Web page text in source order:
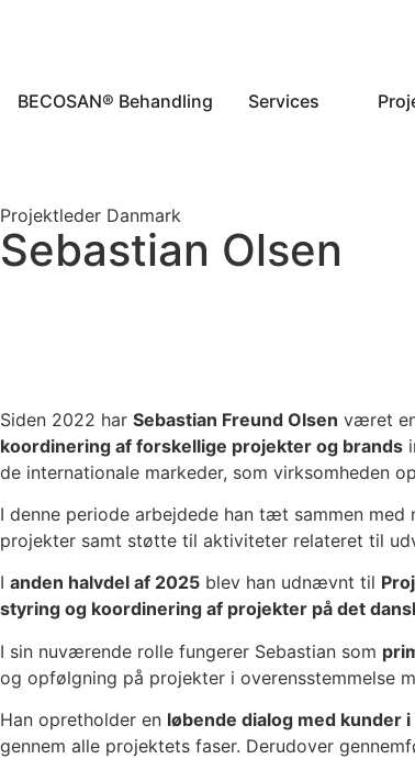
BECOSAN® Behandling Services
Projektleder Danmark
Sebastian Olsen
Siden 2022 har Sebastian Freund Olsen været
koordinering af forskellige projekter og brands
de internationale markeder, som virksomheden
I denne periode arbejdede han tæt sammen
projekter samt støtte til aktiviteter relateret til
I anden halvdel af 2025 blev han udnævnt til
styring og koordinering af projekter på det
I sin nuværende rolle fungerer Sebastian som
og opfølgning på projekter i overensstemmelse
Han opretholder en løbende dialog med kunder i
gennem alle projektets faser. Derudover